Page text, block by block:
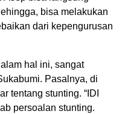
bisa melakukan
dari kepengurusan
hal ini, sangat
Pasalnya, di
tentang stunting. “IDI
persoalan stunting.